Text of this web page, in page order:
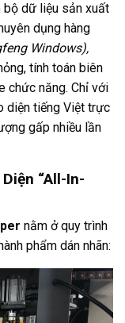
bộ dữ liệu sản xuất
dụng hàng
Windows),
tính toán biên
chức năng. Chỉ với
diện tiếng Việt trực
gấp nhiều lần
“All-In-
nằm ở quy trình
phẩm dán nhãn: